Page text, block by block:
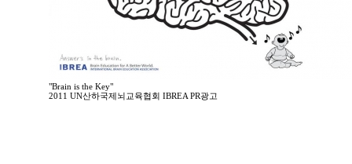
"Brain is the Key"
2011 UN산하국제뇌교육협회 IBREA PR광고